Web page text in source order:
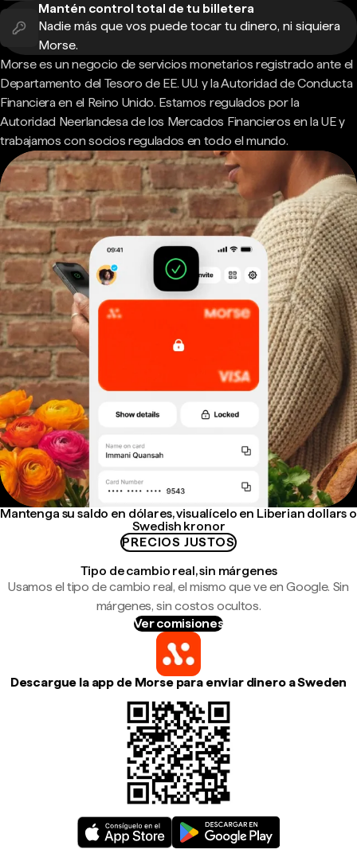
Mantén control total de tu billetera
Nadie más que vos puede tocar tu dinero, ni siquiera
Morse.
Morse es un negocio de servicios monetarios registrado ante el
Departamento del Tesoro de EE. UU. y la Autoridad de Conducta
Financiera en el Reino Unido. Estamos regulados por la
Autoridad Neerlandesa de los Mercados Financieros en la UE y
trabajamos con socios regulados en todo el mundo.
Mantenga su saldo en dólares, visualícelo en Liberian dollars o
Swedish kronor
PRECIOS JUSTOS
Tipo de cambio real, sin márgenes
Usamos el tipo de cambio real, el mismo que ve en Google. Sin
márgenes, sin costos ocultos.
Ver comisiones
Descargue la app de Morse para enviar dinero a Sweden